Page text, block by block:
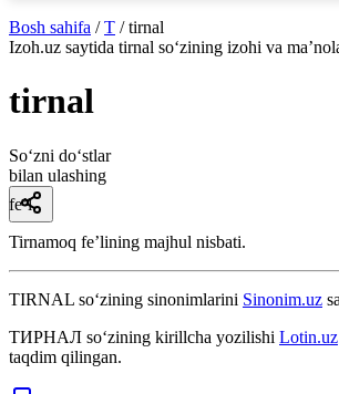
Bosh sahifa / T / tirnal
Izoh.uz saytida tirnal so‘zining izohi va
tirnal
So‘zni do‘stlar
bilan ulashing
fe’l
Tirnamoq feʼlining majhul nisbati.
TIRNAL so‘zining sinonimlarini Sinonim.uz
ТИРНАЛ so‘zining kirillcha yozilishi Lotin.uz
taqdim qilingan.